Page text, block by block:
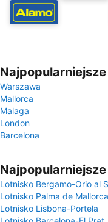
Warszawa
Mallorca
Malaga
London
Barcelona
Lotnisko Bergamo-Orio al
Lotnisko Palma de Mallorca
Lotnisko Lisbona-Portela